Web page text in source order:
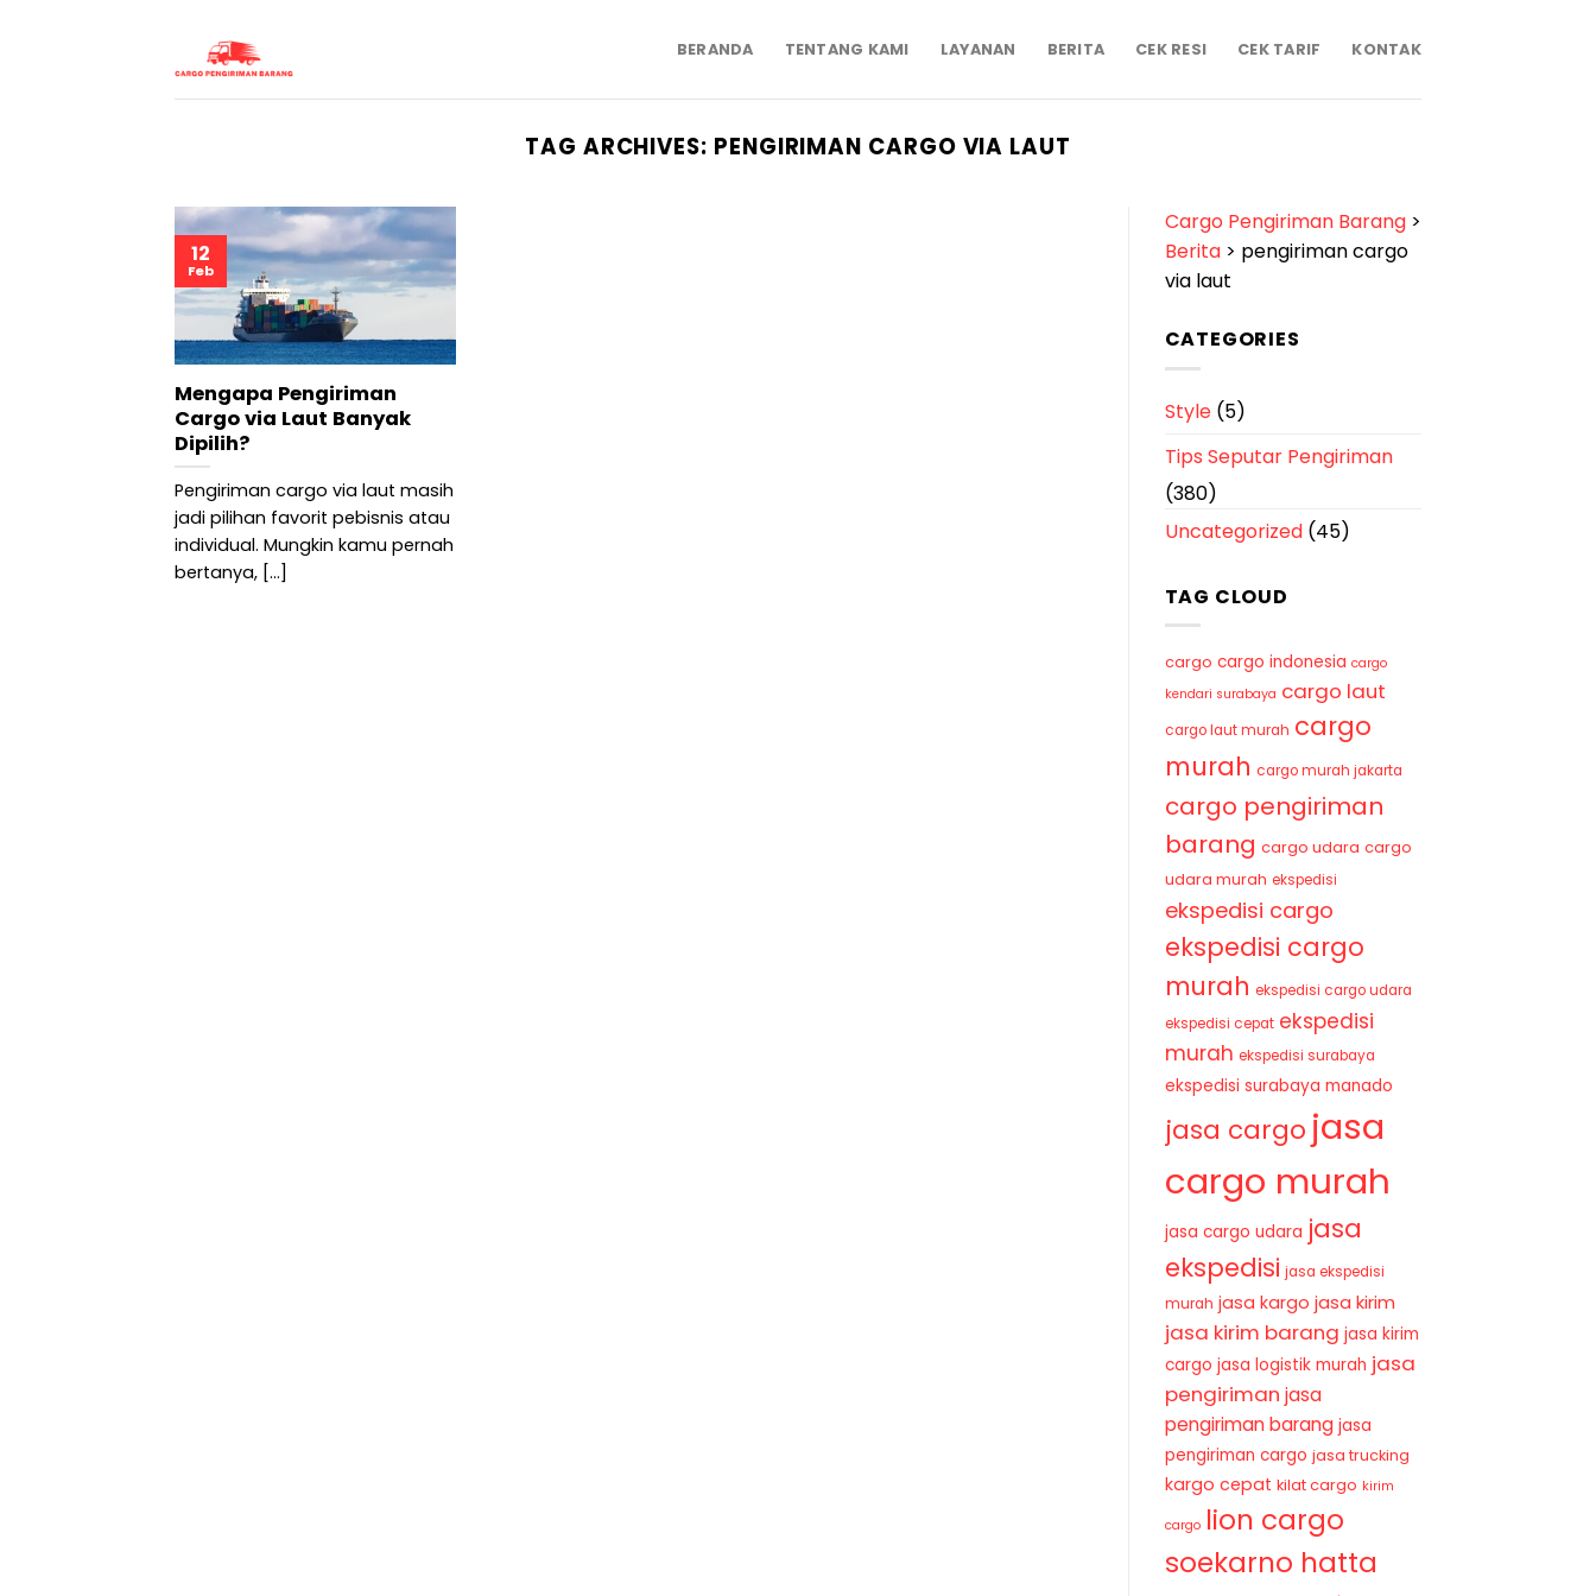
BERANDA TENTANG KAMI LAYANAN BERITA CEK RESI CEK TARIF KONTAK
TAG ARCHIVES: PENGIRIMAN CARGO VIA LAUT
Mengapa Pengiriman
Cargo via Laut Banyak
Dipilih?
Pengiriman cargo via laut masih
jadi pilihan favorit pebisnis atau
individual. Mungkin kamu pernah
bertanya, [...]
12
Feb
Cargo Pengiriman Barang>
Berita> pengiriman cargo
via laut
CATEGORIES
Style(5)
Tips Seputar Pengiriman
(380)
Uncategorized(45)
TAG CLOUD
cargo cargo indonesia cargo
kendari surabaya cargo laut
cargo laut murah cargo
murah cargo murah jakarta
cargo pengiriman
barang cargo udara cargo
udara murah ekspedisi
ekspedisi cargo
ekspedisi cargo
murah ekspedisi cargo udara
ekspedisi cepat ekspedisi
murah ekspedisi surabaya
ekspedisi surabaya manado
jasa cargo jasa
cargo murah
jasa cargo udara jasa
ekspedisi jasa ekspedisi
murah jasa kargo jasa kirim
jasa kirim barang jasa kirim
cargo jasa logistik murah jasa
pengiriman jasa
pengiriman barang jasa
pengiriman cargo jasa trucking
kargo cepat kilat cargo kirim
cargo lion cargo
soekarno hatta